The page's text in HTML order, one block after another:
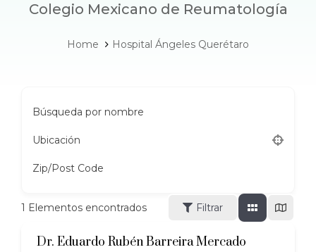
Colegio Mexicano de Reumatología
Home Hospital Ángeles Querétaro
Búsqueda por nombre
Ubicación
Zip/Post Code
1 Elementos encontrados Filtrar
Dr. Eduardo Rubén Barreira Mercado